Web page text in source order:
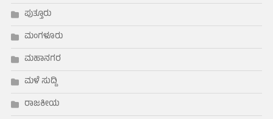
ಪುತ್ತೂರು
ಮಂಗಳೂರು
ಮಹಾನಗರ
ಮಳೆ ಸುದ್ದಿ
ರಾಜಕೀಯ